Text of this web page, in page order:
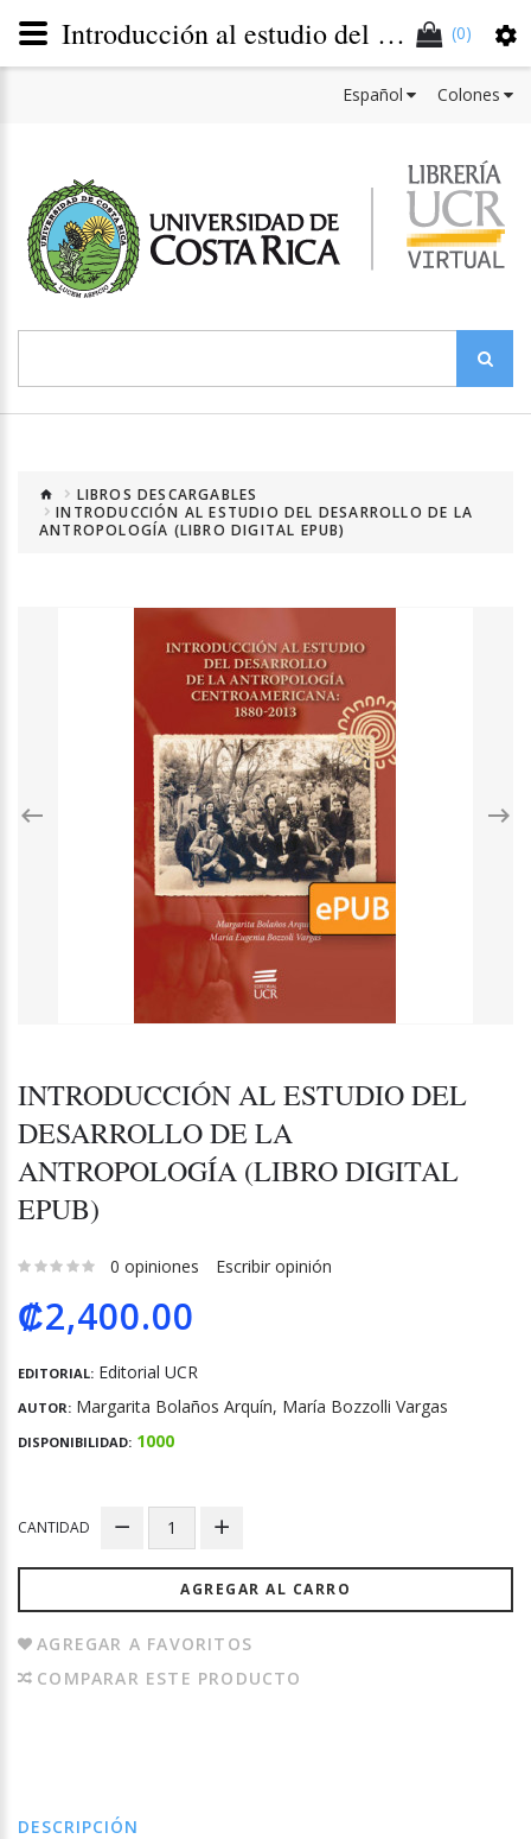
(0)
Colones
Español
LIBROS DESCARGABLES
INTRODUCCIÓN AL ESTUDIO DEL DESARROLLO DE LA
ANTROPOLOGÍA (LIBRO DIGITAL EPUB)
INTRODUCCIÓN AL ESTUDIO DEL
DESARROLLO DE LA
ANTROPOLOGÍA (LIBRO DIGITAL
EPUB)
0 opiniones Escribir opinión
₡2,400.00
EDITORIAL: Editorial UCR
AUTOR: Margarita Bolaños Arquín, María Bozzolli Vargas
DISPONIBILIDAD: 1000
CANTIDAD
AGREGAR AL CARRO
AGREGAR A FAVORITOS
COMPARAR ESTE PRODUCTO
DESCRIPCIÓN
Introducción al estudio del desarrollo de la antropología centroamericana: 1880-2013